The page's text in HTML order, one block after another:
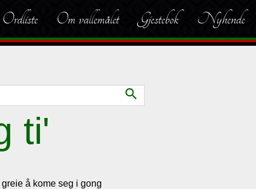
Ordliste Om vallemålet Gjestebok Nyhende
search
ti'
å kome seg i gong